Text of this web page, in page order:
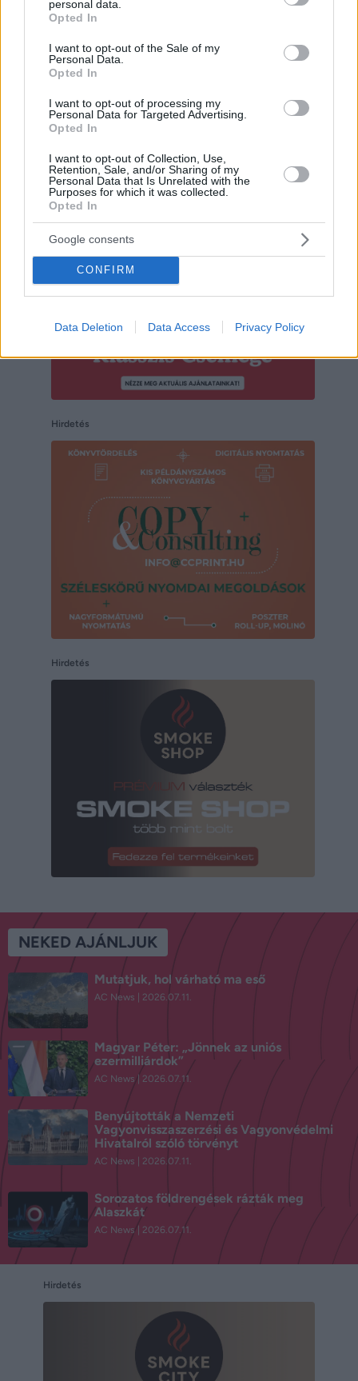
grant or deny consent to Google and its third-party tags to
use your data for below specified purposes in below Google
consent section.
personal data.
Opted In
I want to opt-out of the Sale of my
Personal Data.
Opted In
I want to opt-out of processing my
Personal Data for Targeted Advertising.
Opted In
I want to opt-out of Collection, Use,
Retention, Sale, and/or Sharing of my
Personal Data that Is Unrelated with the
Purposes for which it was collected.
Opted In
Google consents
CONFIRM
Data Deletion Data Access Privacy Policy
Hirdetés
Hirdetés
Hirdetés
NEKED AJÁNLJUK
Mutatjuk, hol várható ma eső
AC News 2026.07.11.
Magyar Péter: „Jönnek az uniós
ezermilliárdok”
AC News 2026.07.11.
Benyújtották a Nemzeti
Vagyonvisszaszerzési és Vagyonvédelmi
Hivatalról szóló törvényt
AC News 2026.07.11.
Sorozatos földrengések rázták meg
Alaszkát
AC News 2026.07.11.
Hirdetés